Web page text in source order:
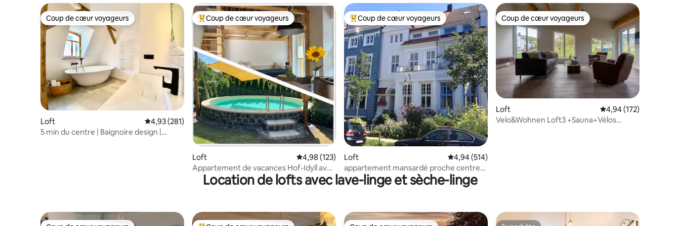
Coup de cœur voyageurs
Coup de cœur voyageurs
Loft Évaluation moyenne sur la base de 281 commentaires : 4,93 sur 5
4,93 (281)
5 min du centre | Baignoire design |
Coups de cœur voyageurs les plus appréciés
Coup de cœur voyageurs
Loft Évaluation moyenne sur la base de 123 commentaires : 4,98 sur 5
4,98 (123)
Appartement de vacances Hof-Idyll avec
piscine / sauna tonneau / aire de jeux
Coups de cœur voyageurs les plus appréciés
Coup de cœur voyageurs
Loft Évaluation moyenne sur la base de 514 commentaires : 4,94 sur 5
4,94 (514)
appartement mansardé proche centre
ville
Coup de cœur voyageurs
Coup de cœur voyageurs
Loft Évaluation moyenne
4,94 (172)
Velo&Wohnen Loft3 +Sauna+Vélos
Location de lofts avec lave-linge et sèche-linge